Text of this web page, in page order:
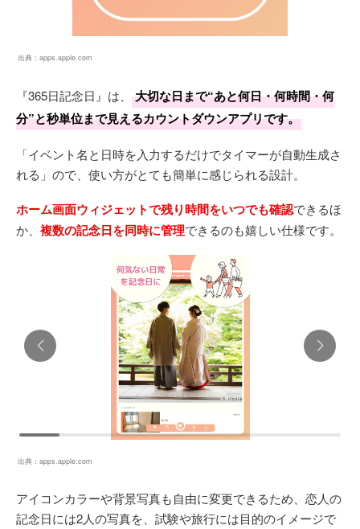
出典： apps.apple.com
『365日記念日』は、
大切な日まで“あと何日・何時間・何
分”と秒単位まで見えるカウントダウンアプリです。
「イベント名と日時を入力するだけでタイマーが自動生成さ
れる」ので、使い方がとても簡単に感じられる設計。
ホーム画面ウィジェットで残り時間をいつでも確認できるほ
か、 複数の記念日を同時に管理できるのも嬉しい仕様です。
出典： apps.apple.com
アイコンカラーや背景写真も自由に変更できるため、恋人の
記念日には2人の写真を、試験や旅行には目的のイメージで